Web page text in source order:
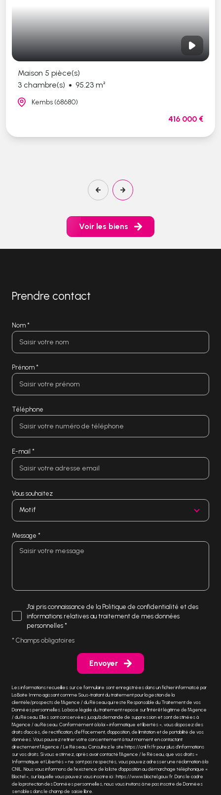
Maison 5 pièce(s)
3 chambre(s)
95.23 m²
Kembs (68680)
416 000 €
Voir les biens
Prendre contact
Nom *
Prénom *
Téléphone
E-mail *
Vous souhaitez
Motif
Message *
J'ai pris connaissance de la Politique de confidentialité et des
informations relatives au traitement de mes données
personnelles *
* Champs obligatoires
Envoyer
Les informations recueillies sur ce formulaire sont enregistrées dans un fichier informatisé par
La Boite Immo agissant comme Sous-traitant du traitement pour la gestion de la
clientèle/prospects de l'Agence / du Réseau qui reste Responsable du Traitement de vos
Données personnelles. La base légale du traitement repose sur l'intérêt légitime de l'Agence
/ du Réseau. Elles sont conservées jusqu'à demande de suppression et sont destinées à
l'Agence / au Réseau. Conformément à la loi « informatique et libertés », vous disposez des
droits d’accès, de rectification, d’effacement, d’opposition, de limitation et de portabilité de vos
données. Vous pouvez retirer votre consentement à tout moment en contactant
directement l’Agence / Le Réseau. Consultez le site https://cnil.fr/frpour plus d’informations
sur vos droits. Si vous estimez, après avoir contacté l'Agence / le Réseau, que vos droits «
Informatique et Libertés » ne sont pas respectés, vous pouvez adresser une réclamation à la
CNIL. Nous vous informons de l’existence de la liste d'opposition au démarchage téléphonique «
Bloctel », sur laquelle vous pouvez vous inscrire ici : https://www.bloctel.gouv.fr . Dans le cadre
de la protection des Données personnelles, nous vous invitons à ne pas inscrire de Données
sensibles dans le champ de saisie libre.